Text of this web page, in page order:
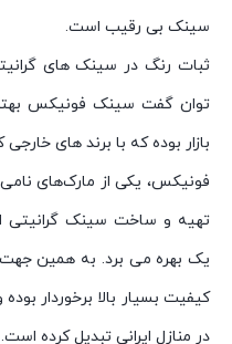
سینک بی رقیب است.
ثبات رنگ در سینک های
توان گفت سینک فونیکس
بازار بوده که با برند های خارجی
فونیکس، یکی از مارک‌های
تهیه و ساخت سینک گرانیتی
یک بهره می برد. به همین
کیفیت بسیار بالا برخوردار
در منازل ایرانی تبدیل کرده است.